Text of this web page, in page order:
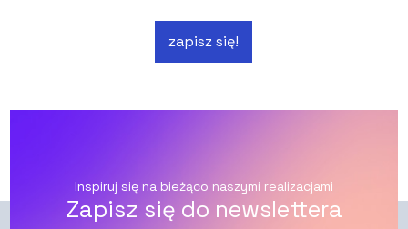
zapisz się!
Inspiruj się na bieżąco naszymi realizacjami
Zapisz się do newslettera